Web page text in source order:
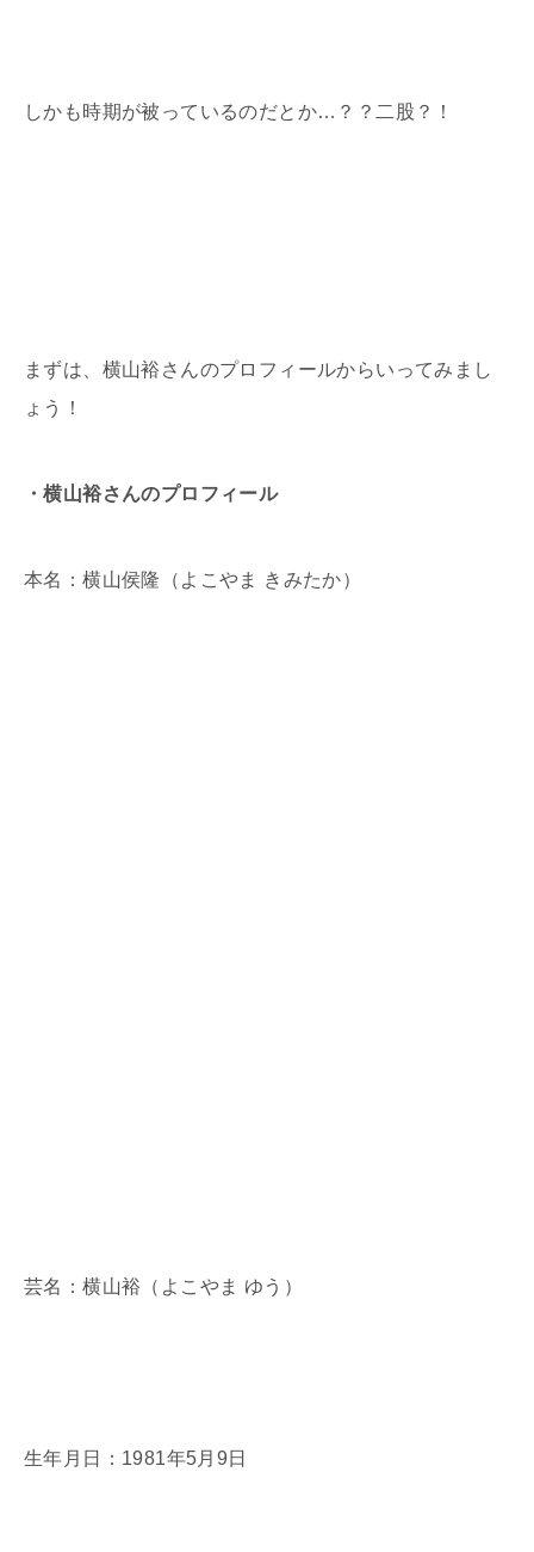
しかも時期が被っているのだとか…？？二股？！
まずは、横山裕さんのプロフィールからいってみまし
ょう！
・横山裕さんのプロフィール
本名：横山侯隆（よこやま きみたか）
芸名：横山裕（よこやま ゆう）
生年月日：1981年5月9日